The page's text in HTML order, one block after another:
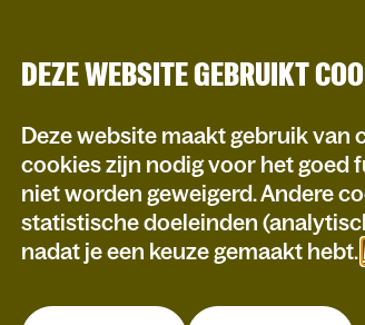
DEZE WEBSITE GEBRUIKT
Deze website maakt gebruik van
cookies zijn nodig voor het goed
niet worden geweigerd. Andere
statistische doeleinden
nadat je een keuze gemaakt hebt.